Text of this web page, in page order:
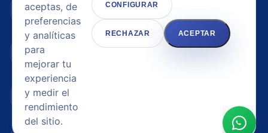
Lifting facial / Ritidectomía
Aumento de senos / Mamoplastia
Elevación de senos / Mastopexia
aceptas, de
preferencias
y analíticas
para
mejorar tu
experiencia
y medir el
rendimiento
del sitio.
CONFIGURAR
RECHAZAR ACEPTAR